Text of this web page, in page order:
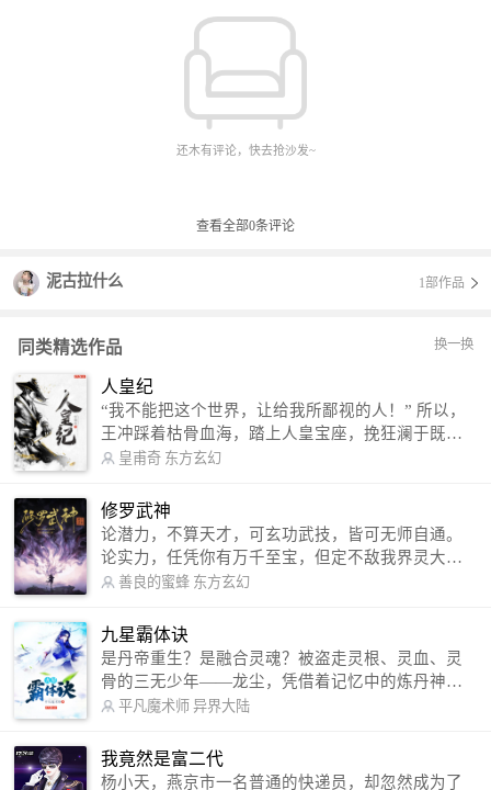
还木有评论，快去抢沙发~
查看全部0条评论
泥古拉什么 1部作品
同类精选作品 换一换
人皇纪
“我不能把这个世界，让给我所鄙视的人！” 所以，
王冲踩着枯骨血海，踏上人皇宝座，挽狂澜于既
倒，扶大厦之将倾，成就了一段无上的传说！ 微信
微博：皇甫奇（地址：http://weibo.com/u/25284575
87） QQ交流群：320238210【普通群】 574501330
【VIP订阅群】 欢迎大家关注。
皇甫奇 东方玄幻
修罗武神
论潜力，不算天才，可玄功武技，皆可无师自通。
论实力，任凭你有万千至宝，但定不敌我界灵大
军。 我是谁？天下众生视我为修罗，却不知，我以
信公众号：善良的蜜蜂后援会）
善良的蜜蜂 东方玄幻
九星霸体诀
是丹帝重生？是融合灵魂？被盗走灵根、灵血、灵
骨的三无少年——龙尘，凭借着记忆中的炼丹神
术，修行神秘功法九星霸体诀，拨开重重迷雾，解
勾搭各色美女，镇压恶鬼邪神。 江湖传闻：龙
尘一到，地吼天啸。龙尘一出，鬼泣神哭。 本
平凡魔术师 异界大陆
我竟然是富二代
杨小天，燕京市一名普通的快递员，却忽然成为了